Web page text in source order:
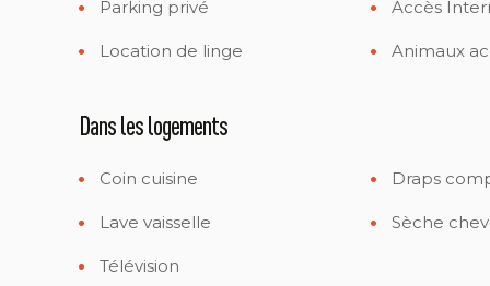
Parking privé Accès
Location de linge Animaux
Dans les logements
Coin cuisine Draps
Lave vaisselle Sèche
Télévision